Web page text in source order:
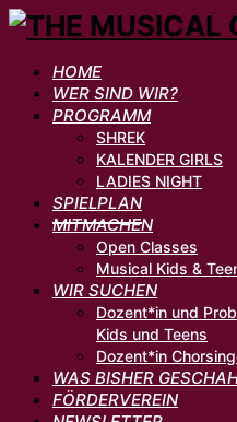
HOME
WER SIND WIR?
PROGRAMM
SHREK
KALENDER GIRLS
LADIES NIGHT
SPIELPLAN
MITMACHEN
Open Classes
Musical Kids &
WIR SUCHEN
Dozent*in und
Kids und Teens
Dozent*in
WAS BISHER
FÖRDERVEREIN